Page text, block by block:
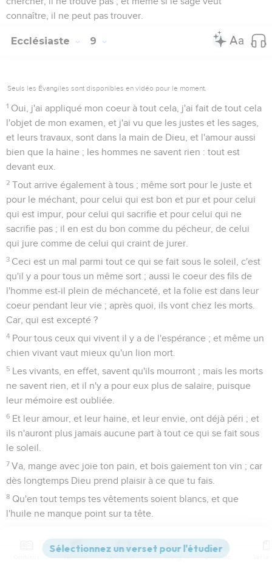
connaître, il ne peut pas trouver.
Ecclésiaste 9
Seuls les Évangiles sont disponibles en vidéo pour le moment.
1 Oui, j'ai appliqué mon coeur à tout cela, j'ai fait de tout cela
l'objet de mon examen, et j'ai vu que les justes et les sages,
et leurs travaux, sont dans la main de Dieu, et l'amour aussi
bien que la haine ; les hommes ne savent rien : tout est
devant eux.
2 Tout arrive également à tous ; même sort pour le juste et
pour le méchant, pour celui qui est bon et pur et pour celui
qui est impur, pour celui qui sacrifie et pour celui qui ne
sacrifie pas ; il en est du bon comme du pécheur, de celui
qui jure comme de celui qui craint de jurer.
3 Ceci est un mal parmi tout ce qui se fait sous le soleil, c'est
qu'il y a pour tous un même sort ; aussi le coeur des fils de
l'homme est-il plein de méchanceté, et la folie est dans leur
coeur pendant leur vie ; après quoi, ils vont chez les morts.
Car, qui est excepté ?
4 Pour tous ceux qui vivent il y a de l'espérance ; et même un
chien vivant vaut mieux qu'un lion mort.
5 Les vivants, en effet, savent qu'ils mourront ; mais les morts
ne savent rien, et il n'y a pour eux plus de salaire, puisque
leur mémoire est oubliée.
6 Et leur amour, et leur haine, et leur envie, ont déjà péri ; et
ils n'auront plus jamais aucune part à tout ce qui se fait sous
le soleil.
7 Va, mange avec joie ton pain, et bois gaiement ton vin ; car
dès longtemps Dieu prend plaisir à ce que tu fais.
8 Qu'en tout temps tes vêtements soient blancs, et que
l'huile ne manque point sur ta tête.
les jours de ta vie de vanité, que Dieu t'a donnés sous le
soleil, pendant tous les jours de ta vanité ; car c'est ta part
Versions Commentaires Strong